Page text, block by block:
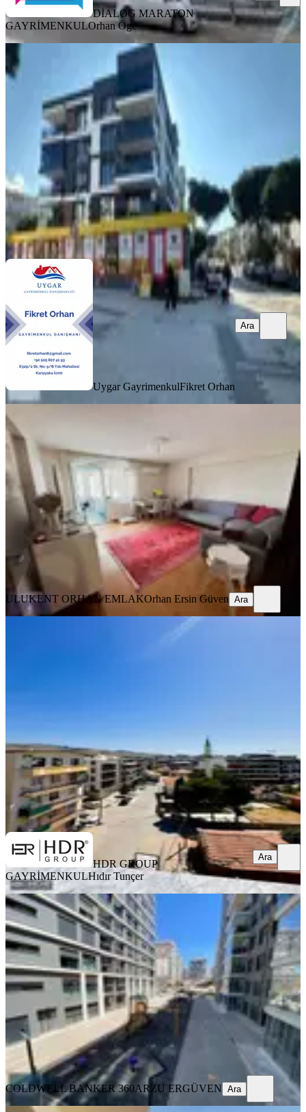
DİALOG MARATON
GAYRİMENKULOrhan Öge
Menemen Kasımpaşa'da Sıfır 3+1
Satılık Daire
Menemen, Kasımpaşa Mahallesi
3+1·140 m² 2. Kat·
7.900.000 ₺
Uygar GayrimenkulFikret Orhan
Ara
Uygar GayrimenkulFikret Orhan
Ara
(oturum/yatırım)
Menemen, 9 Eylül Mahallesi
· 5. Kat
4.390.000 ₺
ULUKENT ORHAN EMLAK Orhan Ersin Güven
Ara
ULUKENT ORHAN EMLAKOrhan Ersin Güven Ara
HDR GROUP GAYRİMENKULHıdır Tunçer
Ara
HDR GROUP
GAYRİMENKULHıdır Tunçer
Ara
YENİ
Ulurezidans'ta Satılık 3+1 |155
M²|havuzlu Güvenlikli Lüks Site
Menemen, İstiklal Mahallesi
3+1 ·155 m²·2. Kat·06.08.2026
12.900.000 ₺
COLDWELL BANKER 360ARZU ERGÜVEN
COLDWELL BANKER 360ARZU ERGÜVEN Ara